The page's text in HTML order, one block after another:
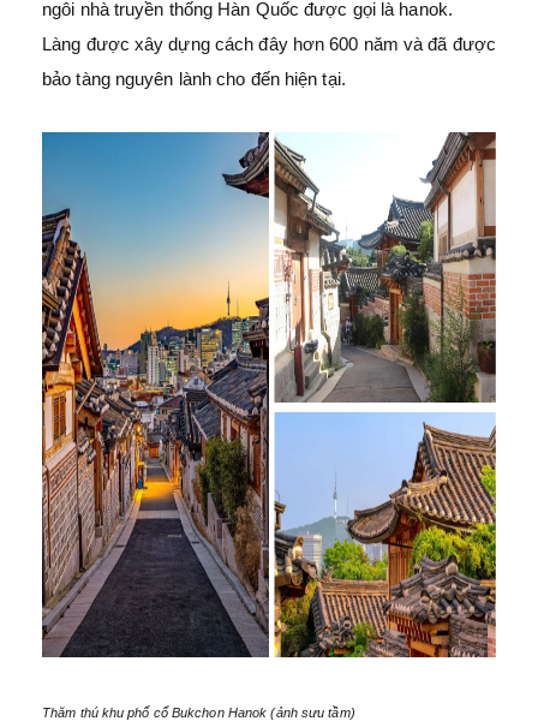
ngôi nhà truyền thống Hàn Quốc được gọi là hanok.
Làng được xây dựng cách đây hơn 600 năm và đã được
bảo tàng nguyên lành cho đến hiện tại.
Thăm thú khu phố cổ Bukchon Hanok (ảnh sưu tầm)